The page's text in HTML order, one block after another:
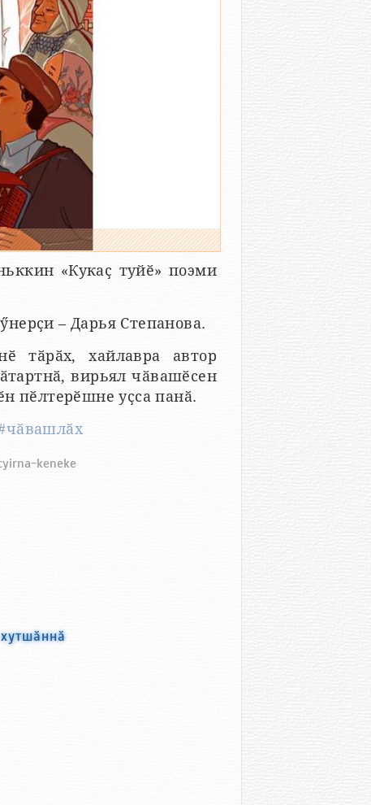
«Кукаҫ туйӗ» поэми
– Дарья Степанова.
тӑрӑх, хайлавра автор
вирьял чӑвашӗсен
пӗлтерӗшне уҫса панӑ.
keneke